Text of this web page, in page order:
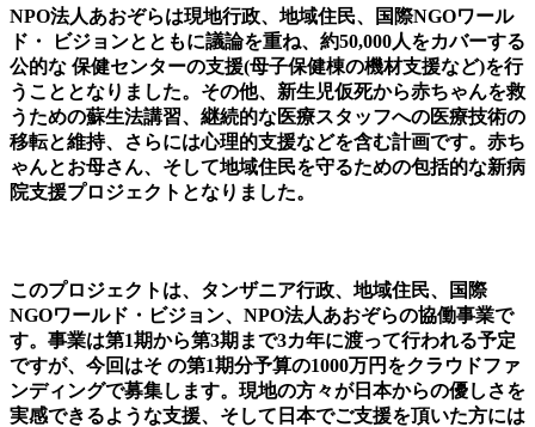
NPO法人あおぞらは現地行政、地域住民、国際NGOワール
ド・ ビジョンとともに議論を重ね、約50,000人をカバーする
公的な 保健センターの支援(母子保健棟の機材支援など)を行
うこととなりました。その他、新生児仮死から赤ちゃんを救
うための蘇生法講習、継続的な医療スタッフへの医療技術の
移転と維持、さらには心理的支援などを含む計画です。赤ち
ゃんとお母さん、そして地域住民を守るための包括的な新病
院支援プロジェクトとなりました。
このプロジェクトは、タンザニア行政、地域住民、国際
NGOワールド・ビジョン、NPO法人あおぞらの協働事業で
す。事業は第1期から第3期まで3カ年に渡って行われる予定
ですが、今回はそ の第1期分予算の1000万円をクラウドファ
ンディングで募集します。現地の方々が日本からの優しさを
実感できるような支援、そして日本でご支援を頂いた方には